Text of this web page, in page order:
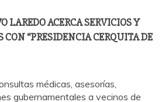
LAREDO ACERCA SERVICIOS Y
“PRESIDENCIA CERQUITA DE
médicas, asesorías,
gubernamentales a vecinos de